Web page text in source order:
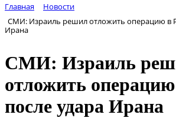
Главная
Новости
СМИ: Израиль решил отложить операцию в
Ирана
СМИ: Израиль
отложить
после удара Ирана